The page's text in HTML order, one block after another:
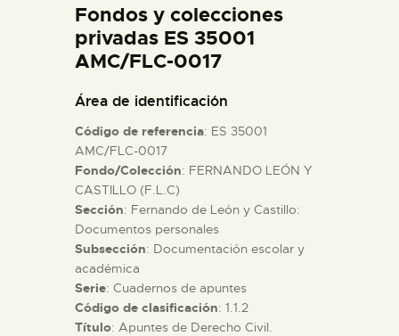
ESPAÑOL
ACTIVIDADES
█
EL MUSEO
COLECCIONES
Fondos y colecciones
privadas ES 35001
AMC/FLC-0017
Área de identificación
Código de referencia: ES 35001
AMC/FLC-0017
Fondo/Colección: FERNANDO LEÓN Y
CASTILLO (F.L.C)
Sección: Fernando de León y Castillo:
Documentos personales
Subsección: Documentación escolar y
académica
Serie: Cuadernos de apuntes
Código de clasificación: 1.1.2
Título: Apuntes de Derecho Civil.